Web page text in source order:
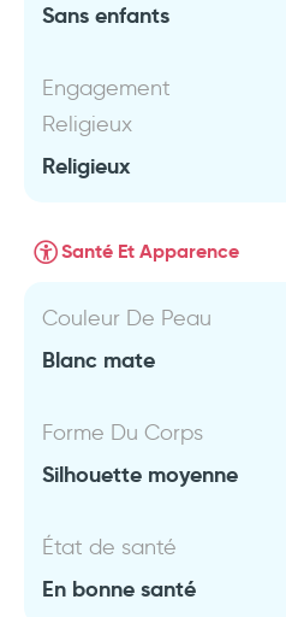
Sans enfants
Engagement
Religieux
Religieux
Santé Et Apparence
Couleur De Peau
Blanc mate
Forme Du Corps
Silhouette moyenne
État de santé
En bonne santé